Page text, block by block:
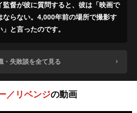
監督が彼に質問すると、彼は「映画で
ならない。4,000年前の場所で撮影す
と言ったのです。
・失敗談を全て見る
／リベンジの動画